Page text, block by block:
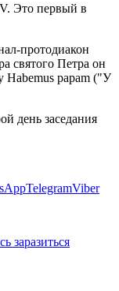
Это первый в
протодиакон
святого Петра он
Habemus papam ("У
день заседания
TelegramViber
заразиться